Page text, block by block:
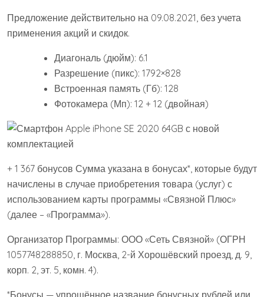
Предложение действительно на 09.08.2021, без учета
применения акций и скидок.
Диагональ (дюйм): 6.1
Разрешение (пикс): 1792×828
Встроенная память (Гб): 128
Фотокамера (Мп): 12 + 12 (двойная)
+ 1 367 бонусов Сумма указана в бонусах*, которые будут
начислены в случае приобретения товара (услуг) с
использованием карты программы «Связной Плюс»
(далее – «Программа»).
Организатор Программы: ООО «Сеть Связной» (ОГРН
1057748288850, г. Москва, 2-й Хорошёвский проезд, д. 9,
корп. 2, эт. 5, комн. 4).
*Бонусы — упрощённое название бонусных рублей или